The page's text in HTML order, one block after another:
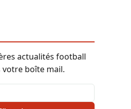
actualités football
boîte mail.